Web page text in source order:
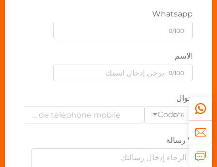
Whatsapp
0/100
الاسم
0/100
جوال
Code0/16
رسالة